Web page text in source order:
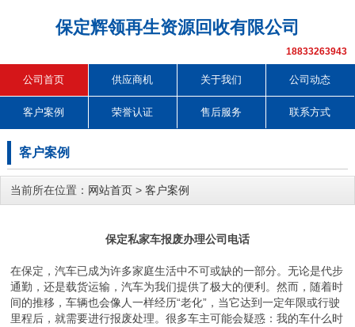
保定辉领再生资源回收有限公司
18833263943
公司首页 供应商机 关于我们 公司动态
客户案例 荣誉认证 售后服务 联系方式
客户案例
当前所在位置： 网站首页 > 客户案例
保定私家车报废办理公司电话
在保定，汽车已成为许多家庭生活中不可或缺的一部分。无论是代步
通勤，还是载货运输，汽车为我们提供了极大的便利。然而，随着时
间的推移，车辆也会像人一样经历“老化”，当它达到一定年限或行驶
里程后，就需要进行报废处理。很多车主可能会疑惑：我的车什么时